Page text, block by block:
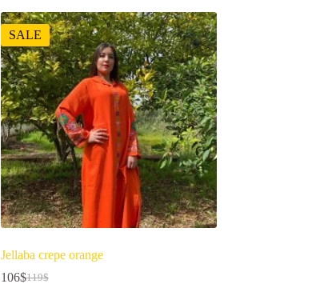
SALE
Jellaba crepe orange
119$
106$